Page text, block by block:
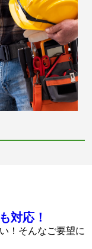
対応！
！そんなご要望に